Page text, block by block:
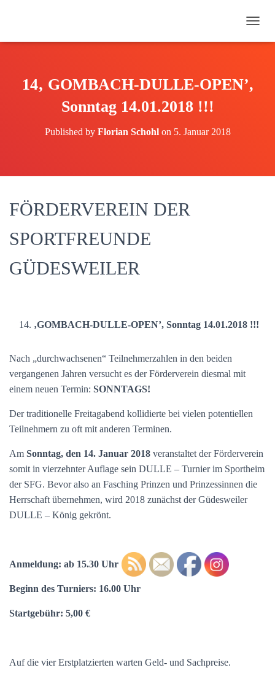
A
A
14‚ GOMBACH-DULLE-OPEN’,
Sonntag 14.01.2018 !!!
Published by Florian Schohlon 5. Januar 2018
FÖRDERVEREIN DER
SPORTFREUNDE
GÜDESWEILER
‚GOMBACH-DULLE-OPEN’, Sonntag 14.01.2018 !!!
Nach „durchwachsenen“ Teilnehmerzahlen in den beiden
vergangenen Jahren versucht es der Förderverein diesmal mit
einem neuen Termin: SONNTAGS!
Der traditionelle Freitagabend kollidierte bei vielen potentiellen
Teilnehmern zu oft mit anderen Terminen.
Am Sonntag, den 14. Januar 2018 veranstaltet der Förderverein
somit in vierzehnter Auflage sein DULLE – Turnier im Sportheim
der SFG. Bevor also an Fasching Prinzen und Prinzessinnen die
Herrschaft übernehmen, wird 2018 zunächst der Güdesweiler
DULLE – König gekrönt.
Anmeldung: ab 15.30 Uhr
Beginn des Turniers: 16.00 Uhr
Startgebühr: 5,00 €
Auf die vier Erstplatzierten warten Geld- und Sachpreise.